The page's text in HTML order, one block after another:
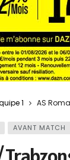
1 AS
AVANT MATCH